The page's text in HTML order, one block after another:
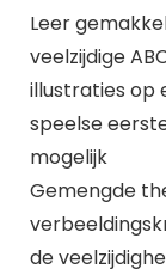
Leer
veelzijdige
illustraties op
speelse
mogelijk
Gemengde
de